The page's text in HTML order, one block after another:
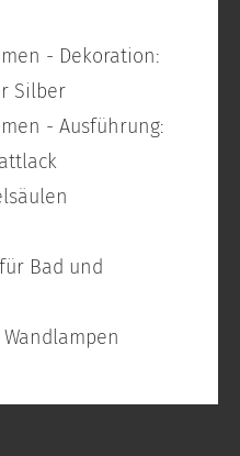
- Dekoration:
Silber
- Ausführung:
Bad und